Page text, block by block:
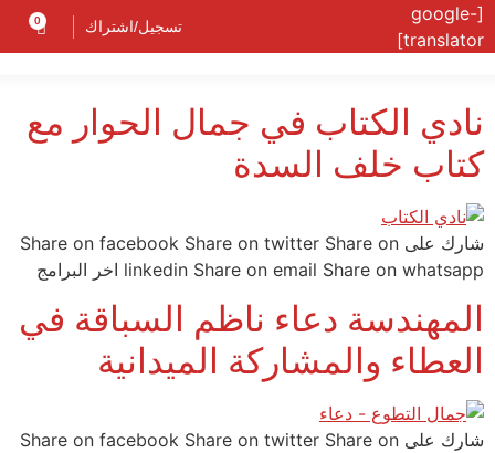
[google-
translator]
تسجيل/اشتراك 0
نادي الكتاب في جمال الحوار مع
كتاب خلف السدة
شارك على Share on facebook Share on twitter Share on
linkedin Share on email Share on whatsapp اخر البرامج
المهندسة دعاء ناظم السباقة في
العطاء والمشاركة الميدانية
شارك على Share on facebook Share on twitter Share on